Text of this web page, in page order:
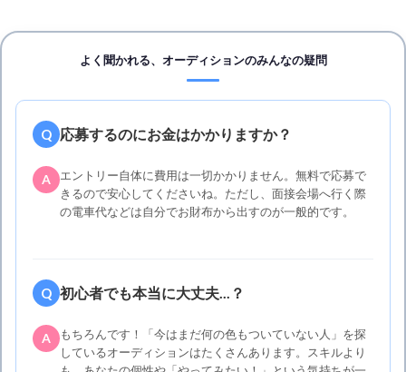
よく聞かれる、オーディションのみんなの疑問
Q 応募するのにお金はかかりますか？
A
エントリー自体に費用は一切かかりません。無料で応募で
きるので安心してくださいね。ただし、面接会場へ行く際
の電車代などは自分でお財布から出すのが一般的です。
Q 初心者でも本当に大丈夫...？
A
もちろんです！「今はまだ何の色もついていない人」を探
しているオーディションはたくさんあります。スキルより